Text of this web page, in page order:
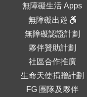
無障礙生活 Apps
無障礙出遊
無障礙認證計劃
夥伴贊助計劃
社區合作推廣
生命天使捐贈計劃
FG 團隊及夥伴